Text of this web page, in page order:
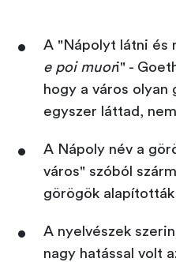
A "Nápolyt látni és
e poi muori" -
hogy a város olyan
egyszer láttad,
A Nápoly név a
város" szóból
görögök alapították
A nyelvészek
nagy hatással volt